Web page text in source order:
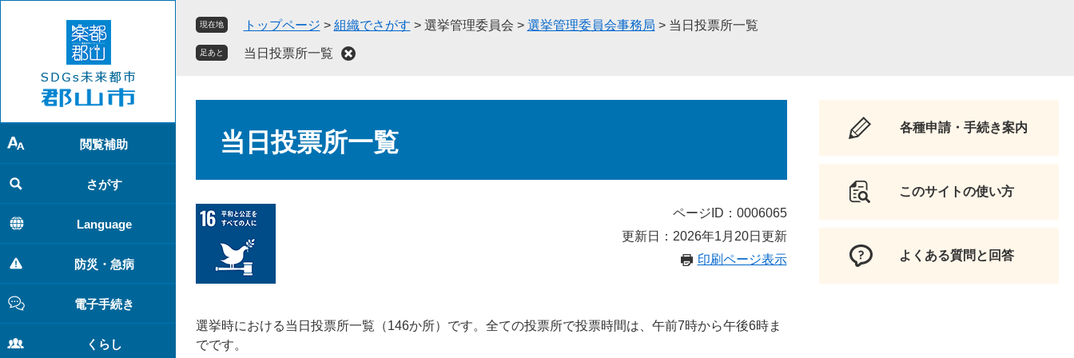
で
す
。
ば
し
て
本
文
へ
閲覧補助
さがす
Language
防災・急病
電子手続き
くらし
現在地 トップページ > 組織でさがす > 選挙管理委員会 > 選挙管理委員会事務局 > 当日投票所一覧
足あと 当日投票所一覧
当日投票所一覧
ページID：0006065
更新日：2026年1月20日更新
印刷ページ表示
選挙時における当日投票所一覧（146か所）です。全ての投票所で投票時間は、午前7時から午後6時ま
でです。
各種申請・手続き案内
このサイトの使い方
よくある質問と回答